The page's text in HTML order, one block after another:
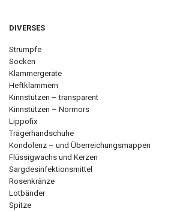
DIVERSES
Strümpfe
Socken
Klammergeräte
Heftklammern
Kinnstützen – transparent
Kinnstützen – Normors
Lippofix
Trägerhandschuhe
Kondolenz – und Überreichungsmappen
Flüssigwachs und Kerzen
Sargdesinfektionsmittel
Rosenkränze
Lotbänder
Spitze